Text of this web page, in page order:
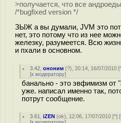
>получается, что все
/*bugfixed version */
ЗЫЖ а вы думали, JVM это
нет, это потому что из нее
железку, разумеется. Всю
и пхали в основном.
3.42 ,ононим (?), 20:14, 16/07/2010 [
[к модератору]
банально - это эвфимизм от
уже. написал именно так,
потрут сообщение.
3.61 ,iZEN (ok), 12:06, 17/07/2010 [^] [